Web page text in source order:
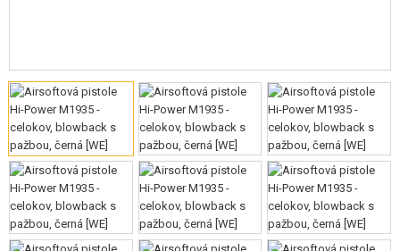
VÝSTROJ, UNIFORMY, POUZDRA
MASKOVÁNÍ, BARVY, PÁSKY
VYSÍLAČKY, HEADSETY, KAMERY
DOPLŇKY KE ZBRANÍM, POPRUHY